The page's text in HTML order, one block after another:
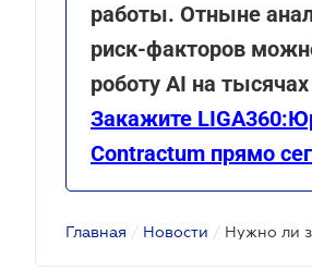
работы. Отныне
риск-факторов
роботу AI на
Закажите
Contractum прямо
Главная / Новости /